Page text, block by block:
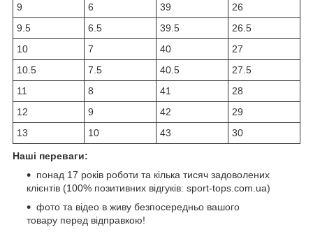
9
6 39
26
9.5
6.5 39.5
26.5
10
7 40
27
10.5
7.5 40.5
27.5
11
8 41
28
12
9 42
29
13
10 43 30
Наші переваги:
понад 17 років роботи та кілька тисяч задоволених
клієнтів (100% позитивних відгуків: sport-tops.com.ua)
фото та відео в живу безпосередньо вашого
товару перед відправкою!